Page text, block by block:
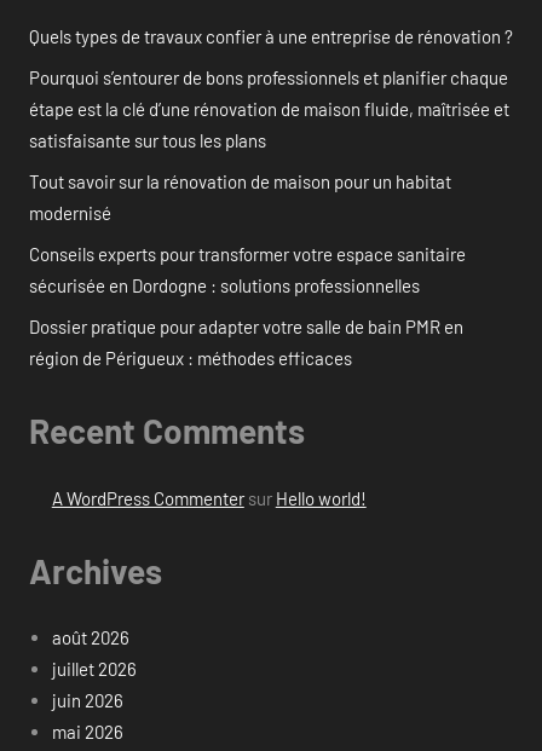
Quels types de travaux confier à une entreprise de rénovation ?
Pourquoi s’entourer de bons professionnels et planifier chaque
étape est la clé d’une rénovation de maison fluide, maîtrisée et
satisfaisante sur tous les plans
Tout savoir sur la rénovation de maison pour un habitat
modernisé
Conseils experts pour transformer votre espace sanitaire
sécurisée en Dordogne : solutions professionnelles
Dossier pratique pour adapter votre salle de bain PMR en
région de Périgueux : méthodes efficaces
Recent Comments
A WordPress Commentersur Hello world!
Archives
août 2026
juillet 2026
juin 2026
mai 2026